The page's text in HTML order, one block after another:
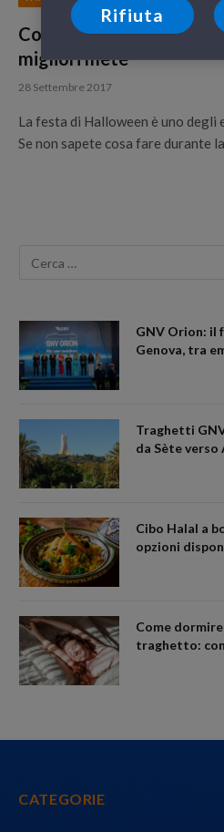
Cosa fare ad Halloween
migliori mete
28 Settembre 2017
La festa di Halloween è uno
Se non sapete cosa fare durante
GNV Orion: il
Genova, tra
Traghetti
da Sète verso
Cibo Halal a
opzioni
Come
traghetto:
CATEGORIE
Rifiuta